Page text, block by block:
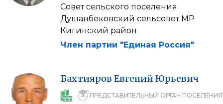
Совет сельского поселения
Душанбековский сельсовет МР
Кигинский район
Член партии "Единая Россия"
Бахтияров ЕвгенийЮрьевич
ПРЕДСТАВИТЕЛЬНЫЙ ОРГАН ПОСЕЛЕНИЯ